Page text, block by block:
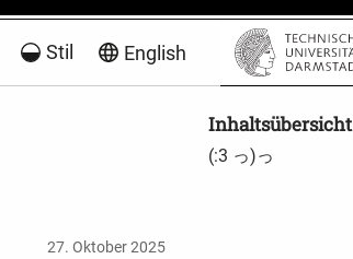
Stil English
27. Oktober 2025
Inhaltsübersicht
(:3 っ)っ